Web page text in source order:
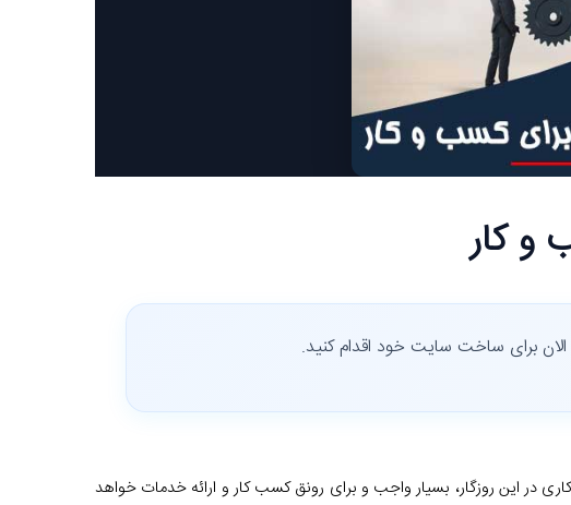
کار
برای ساخت سایت خود اقدام کنید.
این روزگار، بسیار واجب و برای رونق کسب کار و ارائه خدمات خواهد